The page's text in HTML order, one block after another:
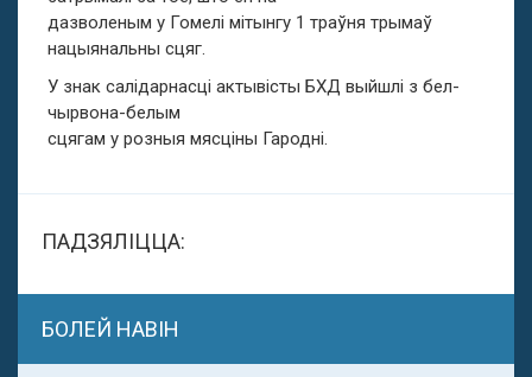
дазволеным у Гомелі мітынгу 1 траўня трымаў
нацыянальны сцяг.
У знак салідарнасці актывісты БХД выйшлі з бел-
чырвона-белым
сцягам у розныя мясціны Гародні.
ПАДЗЯЛІЦЦА:
БОЛЕЙ НАВІН